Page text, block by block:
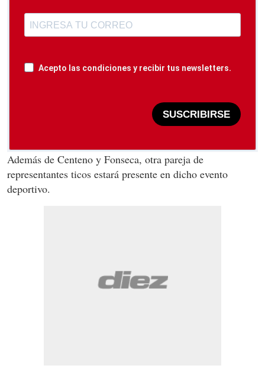
Acepto las condiciones y recibir tus newsletters.
SUSCRIBIRSE
Además de Centeno y Fonseca, otra pareja de
representantes ticos estará presente en dicho evento
deportivo.